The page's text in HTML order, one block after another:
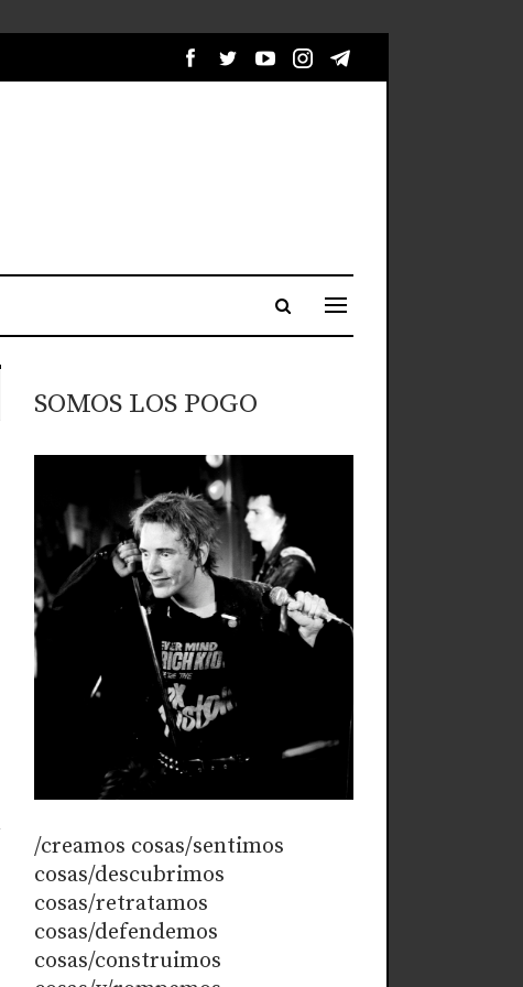
SOMOS LOS POGO
/creamos cosas/sentimos
cosas/descubrimos
cosas/retratamos
cosas/defendemos
cosas/construimos